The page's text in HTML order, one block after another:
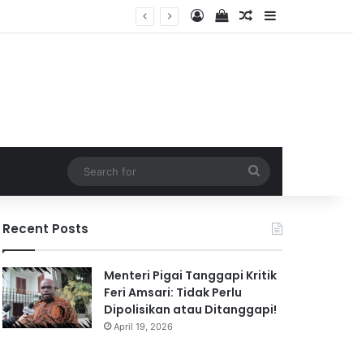
Log InView your
Random Article
Sidebar
for
Recent Posts
Menteri Pigai Tanggapi Kritik
Feri Amsari: Tidak Perlu
Dipolisikan atau Ditanggapi!
April 19, 2026